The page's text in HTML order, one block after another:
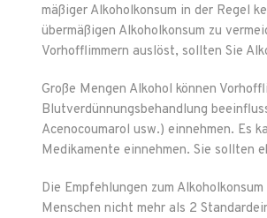
mäßiger Alkoholkonsum in der Regel
übermäßigen Alkoholkonsum zu
Vorhofflimmern auslöst, sollten Sie
Große Mengen Alkohol können
Blutverdünnungsbehandlung
Acenocoumarol usw.) einnehmen. Es
Medikamente einnehmen. Sie sollten
Die Empfehlungen zum
Menschen nicht mehr als 2